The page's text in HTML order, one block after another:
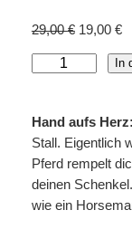
29,00€ U
r
s
n
19,00 €A
k
t
n
e
7
S
ä
In
Hand aufs
Stall. Eigentlich
Pferd rempelt
deinen
wie ein